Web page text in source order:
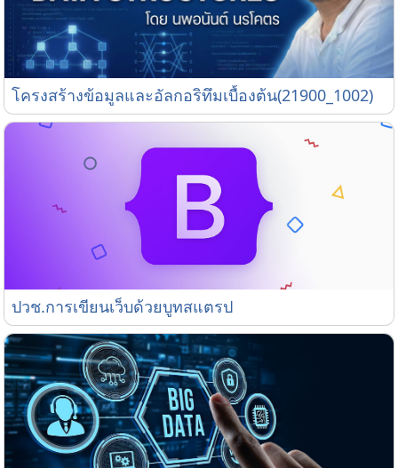
โครงสร้างข้อมูลและอัลกอริทึมเบื้องต้น(21900_1002)
โครงสร้างข้อมูลและอัลกอริทึมเบื้องต้น(21900_1002)
ปวช.การเขียนเว็บด้วยบูทสแตรป
ปวช.การเขียนเว็บด้วยบูทสแตรป